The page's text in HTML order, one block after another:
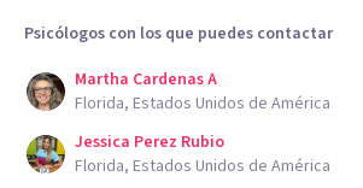
Psicólogos con los que puedes contactar
Martha Cardenas A
Florida, Estados Unidos de América
Jessica Perez Rubio
Florida, Estados Unidos de América